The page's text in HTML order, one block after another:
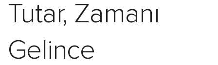
Tutar, Zamanı
Gelince